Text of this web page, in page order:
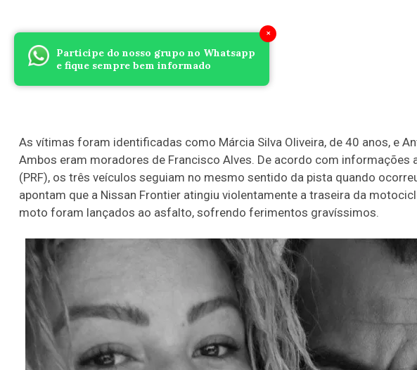
×
Participe do nosso grupo no Whatsapp
e fique sempre bem informado
As vítimas foram identificadas como Márcia Silva Oliveira, de 40 anos, e
Ambos eram moradores de Francisco Alves. De acordo com informações
(PRF), os três veículos seguiam no mesmo sentido da pista quando
apontam que a Nissan Frontier atingiu violentamente a traseira da
moto foram lançados ao asfalto, sofrendo ferimentos gravíssimos.